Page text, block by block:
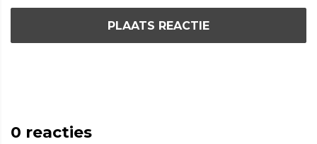
PLAATS REACTIE
0 reacties